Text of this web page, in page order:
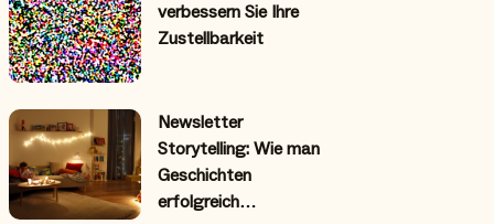
verbessern Sie Ihre
Zustellbarkeit
Newsletter
Storytelling: Wie man
Geschichten
erfolgreich…